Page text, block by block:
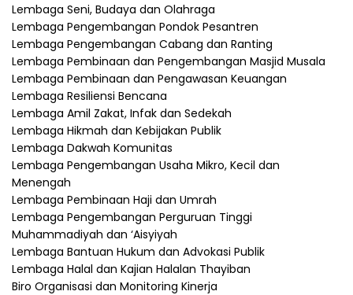
Lembaga Seni, Budaya dan Olahraga
Lembaga Pengembangan Pondok Pesantren
Lembaga Pengembangan Cabang dan Ranting
Lembaga Pembinaan dan Pengembangan Masjid Musala
Lembaga Pembinaan dan Pengawasan Keuangan
Lembaga Resiliensi Bencana
Lembaga Amil Zakat, Infak dan Sedekah
Lembaga Hikmah dan Kebijakan Publik
Lembaga Dakwah Komunitas
Lembaga Pengembangan Usaha Mikro, Kecil dan
Menengah
Lembaga Pembinaan Haji dan Umrah
Lembaga Pengembangan Perguruan Tinggi
Muhammadiyah dan ‘Aisyiyah
Lembaga Bantuan Hukum dan Advokasi Publik
Lembaga Halal dan Kajian Halalan Thayiban
Biro Organisasi dan Monitoring Kinerja